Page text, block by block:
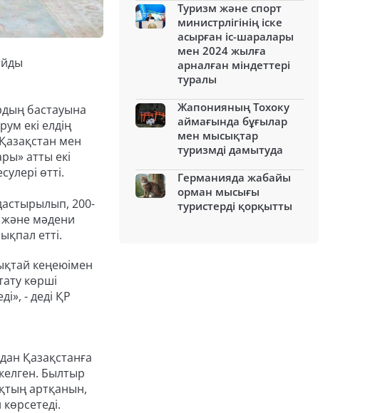
бастауына
екі елдің
мен
атты екі
өтті.
200-
және мәдени
етті.
кеңеюімен
көрші
- деді ҚР
Қазақстанға
Былтыр
артқанын,
Туризм және спорт
министрлігінің іске
асырған іс-шаралары
мен 2024 жылға
арналған міндеттері
туралы
Жапонияның Тохоку
аймағында бұғылар
мен мысықтар
туризмді дамытуда
Германияда жабайы
орман мысығы
туристерді қорқытты